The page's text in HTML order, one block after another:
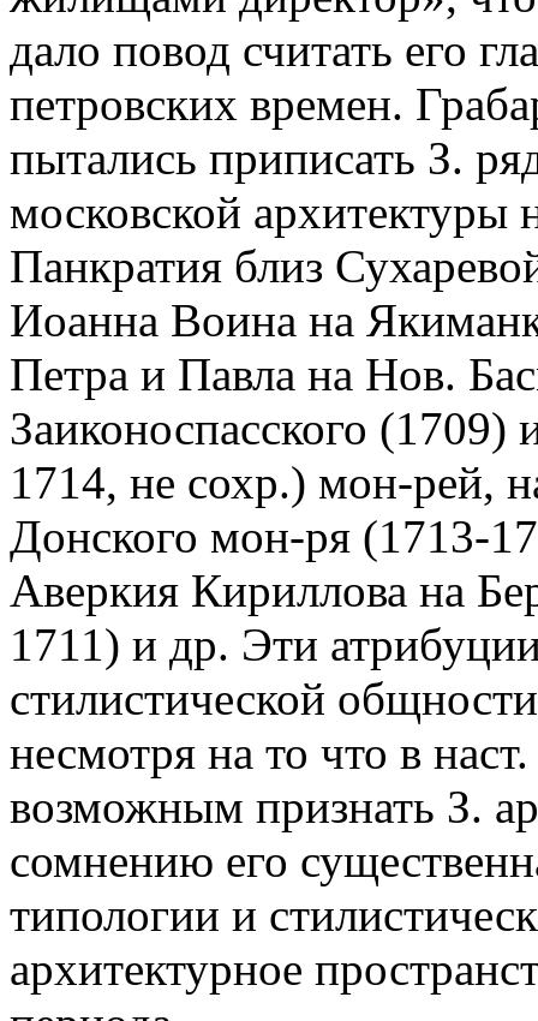
дало повод считать его
петровских времен.
пытались приписать З.
московской
Панкратия близ
Иоанна Воина на
Петра и Павла на Нов.
Заиконоспасского
1714, не сохр.) мон-рей,
Донского мон-ря (1713-
Аверкия Кириллова на
1711) и др. Эти
стилистической
несмотря на то что в
возможным признать З.
сомнению его
типологии и
архитектурное